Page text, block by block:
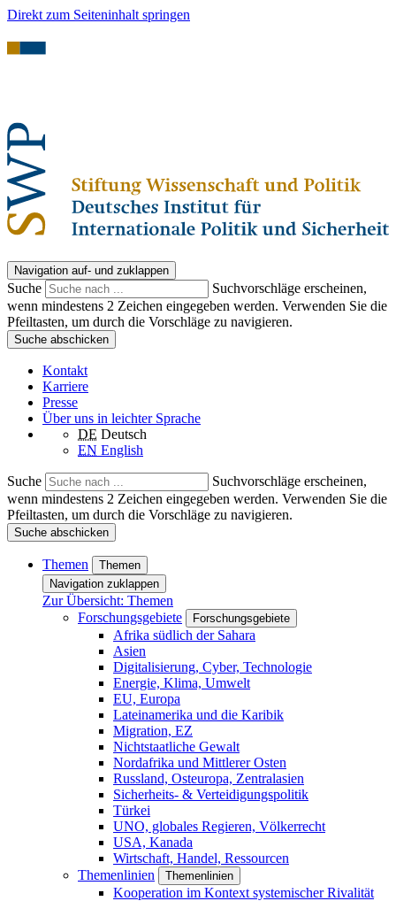
Direkt zum Seiteninhalt springen
Navigation auf- und zuklappen
Suche
Suchvorschläge erscheinen,
wenn mindestens 2 Zeichen eingegeben werden. Verwenden Sie die
Pfeiltasten, um durch die Vorschläge zu navigieren.
Suche abschicken
Kontakt
Karriere
Presse
Über uns in leichter Sprache
DE Deutsch
EN English
Suche
Suchvorschläge erscheinen,
wenn mindestens 2 Zeichen eingegeben werden. Verwenden Sie die
Pfeiltasten, um durch die Vorschläge zu navigieren.
Suche abschicken
Themen
Themen
Navigation zuklappen
Zur Übersicht: Themen
Forschungsgebiete
Forschungsgebiete
Afrika südlich der Sahara
Asien
Digitalisierung, Cyber, Technologie
Energie, Klima, Umwelt
EU, Europa
Lateinamerika und die Karibik
Migration, EZ
Nichtstaatliche Gewalt
Nordafrika und Mittlerer Osten
Russland, Osteuropa, Zentralasien
Sicherheits- & Verteidigungspolitik
Türkei
UNO, globales Regieren, Völkerrecht
USA, Kanada
Wirtschaft, Handel, Ressourcen
Themenlinien
Themenlinien
Kooperation im Kontext systemischer Rivalität